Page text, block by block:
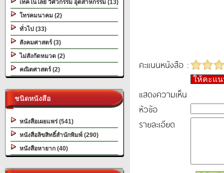
เทคโนโลยี วิศวกรรม อุตสาหกรรม (13)
โทรคมนาคม (2)
ทั่วไป (33)
สังคมศาสตร์ (3)
ไม่สังกัดหมวด (2)
คณิตศาสตร์ (2)
ชนิดหนังสือ
หนังสือเผยแพร่ (541)
หนังสือลิขสิทธิ์สำนักพิมพ์ (290)
หนังสือหายาก (40)
คะแนนหนังสือ :
ให้คะแ
แสดงความเห็น
หัวข้อ
รายละเอียด